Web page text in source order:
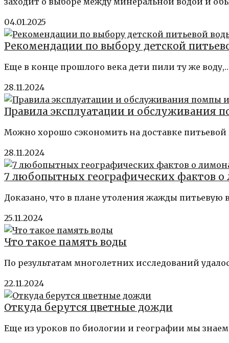
04.01.2025
Рекомендации по выбору детской
Еще в конце прошлого века дети пили ту же
28.11.2024
Правила эксплуатации и обслуживания
Можно хорошо сэкономить на доставке питьевой
28.11.2024
7 любопытных географических фактов о
Доказано, что в плане утоления жажды питьевую
25.11.2024
Что такое память воды
По результатам многолетних исследований
22.11.2024
Откуда берутся цветные дожди
Еще из уроков по биологии и географии мы